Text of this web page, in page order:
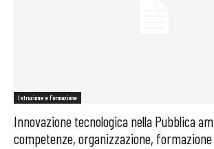
Istruzione e Formazione
Innovazione tecnologica nella Pubblica
competenze, organizzazione, formazione